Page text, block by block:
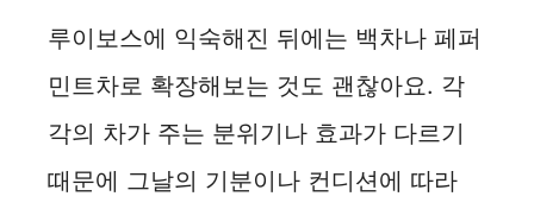
루이보스에 익숙해진 뒤에는 백차나 페퍼
민트차로 확장해보는 것도 괜찮아요. 각
각의 차가 주는 분위기나 효과가 다르기
때문에 그날의 기분이나 컨디션에 따라